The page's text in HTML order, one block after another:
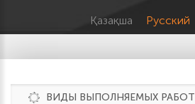
Қазақша Русский
ВИДЫ ВЫПОЛНЯЕМЫХ РАБОТ